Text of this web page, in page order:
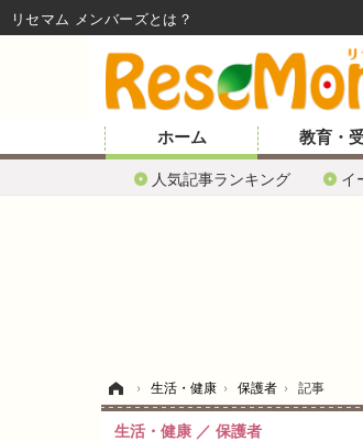
ホーム
人気記事ランキング イ
教育・
› 生活・健康 › 保護者 › 記事
生活・健康 保護者
リセマム メンバーズ